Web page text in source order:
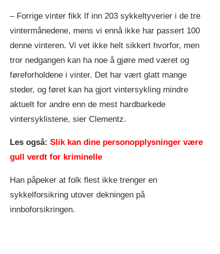
– Forrige vinter fikk If inn 203 sykkeltyverier i de tre
vintermånedene, mens vi ennå ikke har passert 100
denne vinteren. Vi vet ikke helt sikkert hvorfor, men
tror nedgangen kan ha noe å gjøre med været og
føreforholdene i vinter. Det har vært glatt mange
steder, og føret kan ha gjort vintersykling mindre
aktuelt for andre enn de mest hardbarkede
vintersyklistene, sier Clementz.
Les også: Slik kan dine personopplysninger være
gull verdt for kriminelle
Han påpeker at folk flest ikke trenger en
sykkelforsikring utover dekningen på
innboforsikringen.